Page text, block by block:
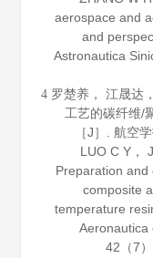
aerospace and
and
Astronautica
4 罗楚养， 江晟达
工艺的碳纤维/
［J］.航空
LUO C Y，
Preparation and
composite
temperature
Aeronautica
42 （7